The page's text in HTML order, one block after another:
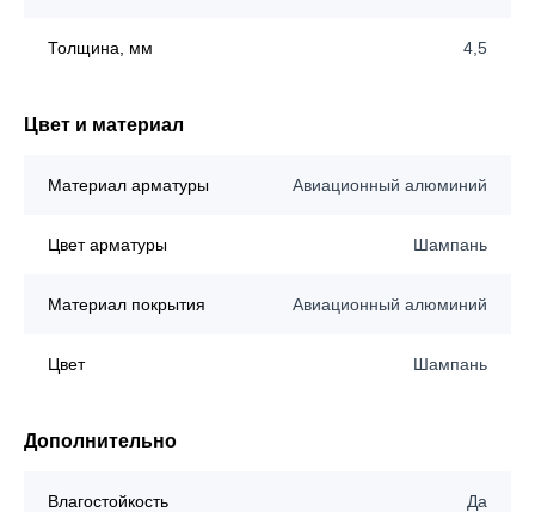
Толщина, мм 4,5
Цвет и материал
Материал арматуры Авиационный алюминий
Цвет арматуры Шампань
Материал покрытия Авиационный алюминий
Цвет Шампань
Дополнительно
Влагостойкость Да